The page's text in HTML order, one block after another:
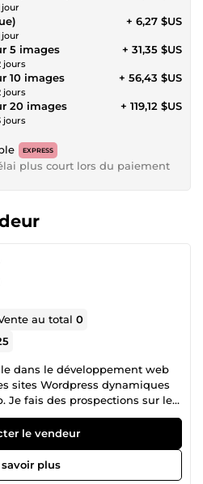
jour
jour
+ 6,27 $US
5 images
jours
+ 31,35 $US
10 images
jours
+ 56,43 $US
20 images
jours
+ 119,12 $US
EXPRESS
plus court lors du paiement
au total0
dans le développement web
sites Wordpress dynamiques
Je fais des prospections sur les
avec Sales Navigator), des
sites web, conçois également
images dynamiques pour
des chartes graphiques. Je
concerne le web et tout ce
le vendeur
savoir plus